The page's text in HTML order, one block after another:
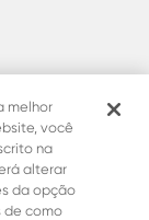
melhor
você
na
alterar
da opção
de como